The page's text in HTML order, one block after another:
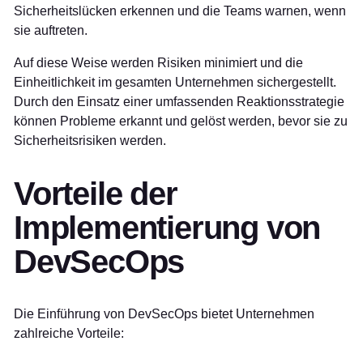
Sicherheitslücken erkennen und die Teams warnen, wenn
sie auftreten.
Auf diese Weise werden Risiken minimiert und die
Einheitlichkeit im gesamten Unternehmen sichergestellt.
Durch den Einsatz einer umfassenden Reaktionsstrategie
können Probleme erkannt und gelöst werden, bevor sie zu
Sicherheitsrisiken werden.
Vorteile der
Implementierung von
DevSecOps
Die Einführung von DevSecOps bietet Unternehmen
zahlreiche Vorteile: